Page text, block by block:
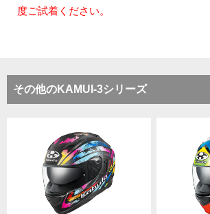
度ご試着ください。
その他のKAMUI-3シリーズ